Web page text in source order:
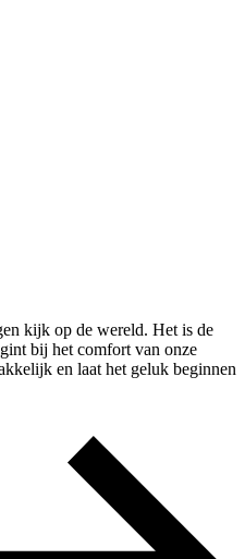
kijk op de wereld. Het is de
bij het comfort van onze
en laat het geluk beginnen